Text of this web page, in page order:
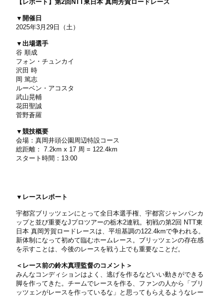
【レポート】第2回NTT東日本 真岡芳賀ロードレース
▼開催日
2025年3月29日（土）
▼出場選手
谷 順成
フォン・チュンカイ
沢田 時
岡 篤志
ルーベン・アコスタ
武山晃輔
花田聖誠
菅野蒼羅
▼競技概要
会場：真岡井頭公園周辺特設コース
総距離： 7.2km x 17 周 = 122.4km
スタート時間：13:00
▼レースレポート
宇都宮ブリッツェンにとって全日本選手権、宇都宮ジャンパンカ
ップと並び重要なJプロツアーの栃木2連戦。初戦の第2回 NTT東
日本 真岡芳賀ロードレースは、平坦基調の122.4kmで争われる。
新体制になって初めて臨むホームレース。ブリッツェンの存在感
を示すことは、今後のレースを戦う上でも重要なことだ。
＜レース前の鈴木真理監督のコメント＞
みんなコンディションはよく、逃げを作るなどいい動きができる
脚を作ってきた。チームでレースを作る、ファンの人から「ブリ
ッツェンがレースを作っているな」と思ってもらえるようなレー